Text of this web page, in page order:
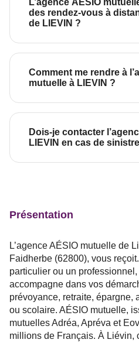
L’agence AÉSIO
des rendez-vous à
de LIEVIN ?
Comment me rendre à
mutuelle à LIEVIN ?
Dois-je contacter
LIEVIN en cas de
Présentation
L’agence AÉSIO mutuelle de
Faidherbe (62800), vous
particulier ou un
accompagne dans vos
prévoyance, retraite, épargne,
ou scolaire. AÉSIO mutuelle,
mutuelles Adréa, Apréva et
millions de Français. À Liévin,